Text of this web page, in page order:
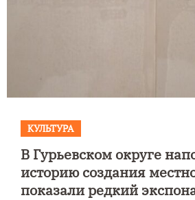
КУЛЬТУРА
В Гурьевском округе
историю создания
показали редкий